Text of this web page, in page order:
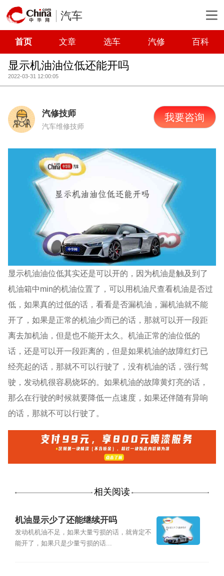
汽车
首页 文章 选车 汽修 百科
显示机油油位低还能开吗
2022-03-31 12:00:05
汽修技师
汽车维修技师
我要咨询
显示机油油位低其实还是可以开的，因为机油是触及到了
机油箱中min的机油位置了，可以用机油尺查看机油是否过
低，如果真的过低的话，看看是否漏机油，漏机油就不能
开了，如果是正常的机油少而已的话，那就可以开一段距
离去加机油，但是也不能开太久。机油正常的油位低的
话，还是可以开一段距离的，但是如果机油的故障红灯已
经亮起的话，那就不可以行驶了，没有机油的话，强行驾
驶，发动机很容易烧坏的。如果机油的故障黄灯亮的话，
那么在行驶的时候就要降低一点速度，如果还伴随有异响
的话，那就不可以行驶了。
相关阅读
机油显示少了还能继续开吗
发动机机油不足，如果大量亏损的话，就肯定不
能开了，如果只是少量亏损的话...